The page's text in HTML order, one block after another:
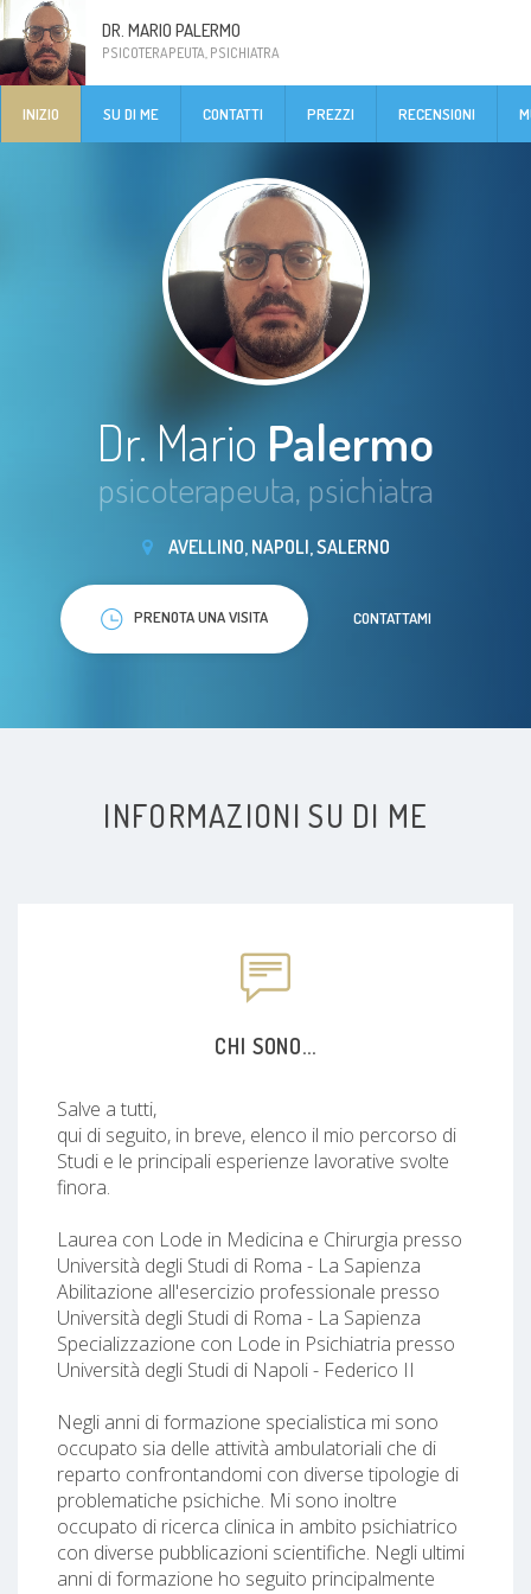
DR. MARIO PALERMO
PSICOTERAPEUTA, PSICHIATRA
INIZIO SU DI ME CONTATTI PREZZI RECENSIONI
Dr. Mario Palermo
psicoterapeuta, psichiatra
AVELLINO, NAPOLI, SALERNO
PRENOTA UNA VISITA CONTATTAMI
INFORMAZIONI SU DI ME
CHI SONO...
Salve a tutti,
qui di seguito, in breve, elenco il mio percorso di
Studi e le principali esperienze lavorative svolte
finora.
Laurea con Lode in Medicina e Chirurgia presso
Università degli Studi di Roma - La Sapienza
Abilitazione all'esercizio professionale presso
Università degli Studi di Roma - La Sapienza
Specializzazione con Lode in Psichiatria presso
Università degli Studi di Napoli - Federico II
Negli anni di formazione specialistica mi sono
occupato sia delle attività ambulatoriali che di
reparto confrontandomi con diverse tipologie di
problematiche psichiche. Mi sono inoltre
occupato di ricerca clinica in ambito psichiatrico
con diverse pubblicazioni scientifiche. Negli ultimi
anni di formazione ho seguito principalmente